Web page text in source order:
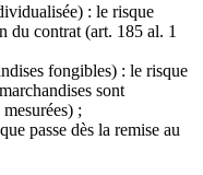
: le risque
du contrat (art. 185 al. 1
fongibles) : le risque
sont
;
passe dès la remise au